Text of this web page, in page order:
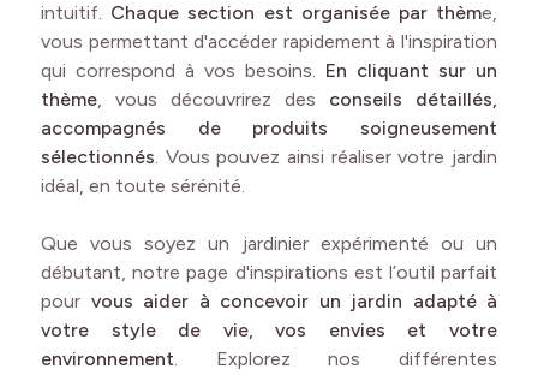
intuitif. Chaque section est organisée par thème,
vous permettant d'accéder rapidement à l'inspiration
qui correspond à vos besoins. En cliquant sur un
thème, vous découvrirez des conseils détaillés,
accompagnés de produits soigneusement
sélectionnés. Vous pouvez ainsi réaliser votre jardin
idéal, en toute sérénité.
Que vous soyez un jardinier expérimenté ou un
débutant, notre page d'inspirations est l’outil parfait
pour vous aider à concevoir un jardin adapté à
votre style de vie, vos envies et votre
environnement. Explorez nos différentes